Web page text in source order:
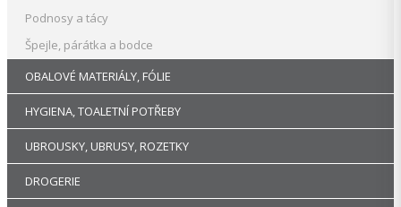
Podnosy a tácy
Špejle, párátka a bodce
OBALOVÉ MATERIÁLY, FÓLIE
HYGIENA, TOALETNÍ POTŘEBY
UBROUSKY, UBRUSY, ROZETKY
DROGERIE